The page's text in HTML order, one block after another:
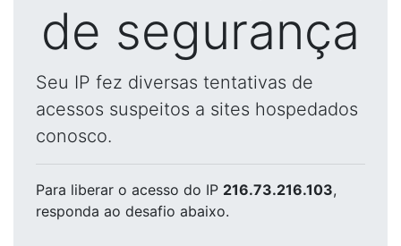
de segurança
Seu IP fez diversas tentativas de
acessos suspeitos a sites hospedados
conosco.
Para liberar o acesso do IP 216.73.216.103,
responda ao desafio abaixo.